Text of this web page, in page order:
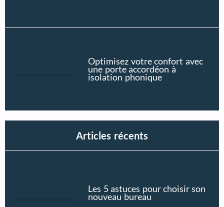
Optimisez votre confort avec
une porte accordéon à
isolation phonique
Articles récents
Les 5 astuces pour choisir son
nouveau bureau